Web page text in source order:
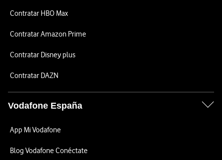
Contratar HBO Max
Contratar Amazon Prime
Contratar Disney plus
Contratar DAZN
Vodafone España
App Mi Vodafone
Blog Vodafone Conéctate